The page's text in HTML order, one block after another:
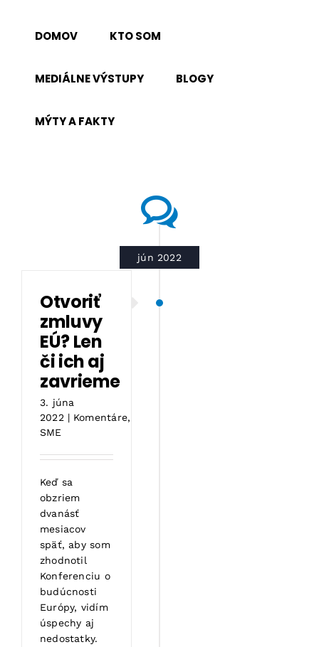
contentDOMOV KTO SOM
MEDIÁLNE VÝSTUPY BLOGY
MÝTY A FAKTY
jún 2022
Otvoriť
zmluvy
EÚ? Len
či ich aj
zavrieme
3. júna
2022 | Komentáre,
SME
Keď sa
obzriem
dvanásť
mesiacov
späť, aby som
zhodnotil
Konferenciu o
budúcnosti
Európy, vidím
úspechy aj
nedostatky.